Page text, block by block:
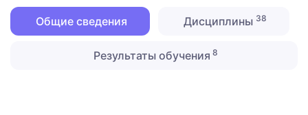
Общие сведения Дисциплины 38
Результаты обучения 8